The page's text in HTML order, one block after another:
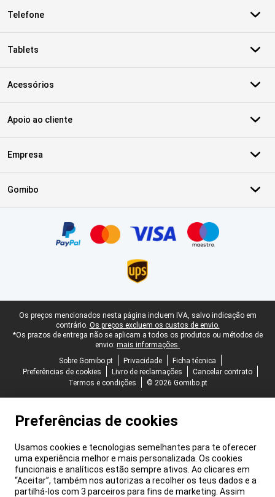
Telefone
Tablets
Acessórios
Apoio ao cliente
Empresa
Gomibo
Rodapé legal
Os preços mencionados nesta página incluem IVA, salvo indicação em
contrário. Os preços excluem os custos de envio.
*Os prazos de entrega não se aplicam a todos os produtos ou métodos de
envio: mais informações.
Sobre Gomibo.pt
Privacidade
Ficha técnica
Preferências de cookies
Livro de reclamações
Cancelar contrato
Termos e condições
© 2026 Gomibo.pt
Preferências de cookies
Usamos cookies e tecnologias semelhantes para te oferecer
uma experiência melhor e mais personalizada. Os cookies
funcionais e analíticos estão sempre ativos. Ao clicares em
“Aceitar”, também nos autorizas a recolher os teus dados e a
partilhá-los com 3 parceiros para fins de marketing. Assim